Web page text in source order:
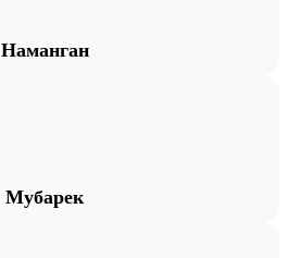
Наманган
Мубарек